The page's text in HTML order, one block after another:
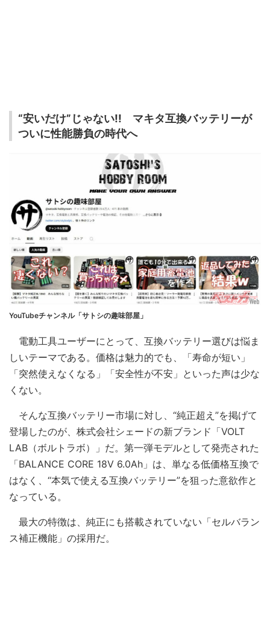
“安いだけ”じゃない!! マキタ互換バッテリーが
ついに性能勝負の時代へ
YouTubeチャンネル「サトシの趣味部屋」
電動工具ユーザーにとって、互換バッテリー選びは悩ま
しいテーマである。価格は魅力的でも、「寿命が短い」
「突然使えなくなる」「安全性が不安」といった声は少な
くない。
そんな互換バッテリー市場に対し、“純正超え”を掲げて
登場したのが、株式会社シェードの新ブランド「VOLT
LAB（ボルトラボ）」だ。第一弾モデルとして発売された
「BALANCE CORE 18V 6.0Ah」は、単なる低価格互換で
はなく、“本気で使える互換バッテリー”を狙った意欲作と
なっている。
最大の特徴は、純正にも搭載されていない「セルバラン
ス補正機能」の採用だ。